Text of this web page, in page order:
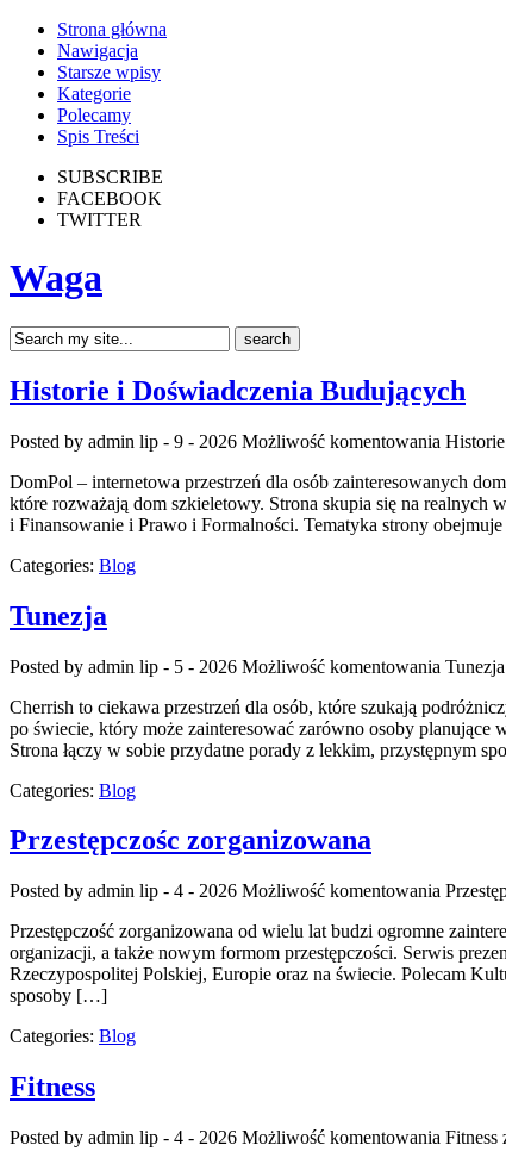
Strona główna
Nawigacja
Starsze wpisy
Kategorie
Polecamy
Spis Treści
SUBSCRIBE
FACEBOOK
TWITTER
Waga
Historie i Doświadczenia Budujących
Posted by admin lip - 9 - 2026 Możliwość komentowania
DomPol – internetowa przestrzeń dla osób zainteresowanych
które rozważają dom szkieletowy. Strona skupia się na realnych
i Finansowanie i Prawo i Formalności. Tematyka strony
Categories: Blog
Tunezja
Posted by admin lip - 5 - 2026 Możliwość komentowania Tunezja
Cherrish to ciekawa przestrzeń dla osób, które szukają
po świecie, który może zainteresować zarówno osoby
Strona łączy w sobie przydatne porady z lekkim, przystępnym
Categories: Blog
Przestępczośc zorganizowana
Posted by admin lip - 4 - 2026 Możliwość komentowania
Przestępczość zorganizowana od wielu lat budzi ogromne
organizacji, a także nowym formom przestępczości. Serwis
Rzeczypospolitej Polskiej, Europie oraz na świecie. Polecam
sposoby […]
Categories: Blog
Fitness
Posted by admin lip - 4 - 2026 Możliwość komentowania Fitness